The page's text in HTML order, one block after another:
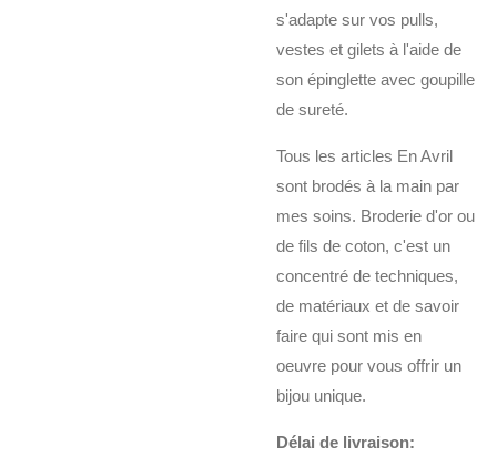
s'adapte sur vos pulls,
vestes et gilets à l'aide de
son épinglette avec goupille
de sureté.
Tous les articles En Avril
sont brodés à la main par
mes soins. Broderie d'or ou
de fils de coton, c'est un
concentré de techniques,
de matériaux et de savoir
faire qui sont mis en
oeuvre pour vous offrir un
bijou unique.
Délai de livraison: